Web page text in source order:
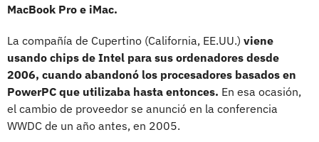
MacBook Pro e iMac.
La compañía de Cupertino (California, EE.UU.) viene
usando chips de Intel para sus ordenadores desde
2006, cuando abandonó los procesadores basados en
PowerPC que utilizaba hasta entonces. En esa ocasión,
el cambio de proveedor se anunció en la conferencia
WWDC de un año antes, en 2005.